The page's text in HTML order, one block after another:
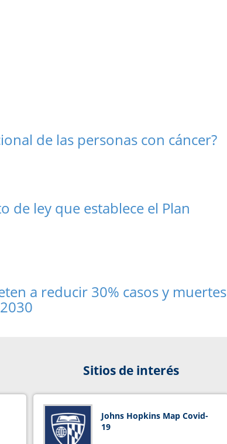
de las personas con cáncer?
de ley que establece el Plan
a reducir 30% casos y muertes
Sitios de interés
Johns Hopkins Map Covid-
19